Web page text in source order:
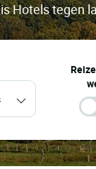
Hotels tegen